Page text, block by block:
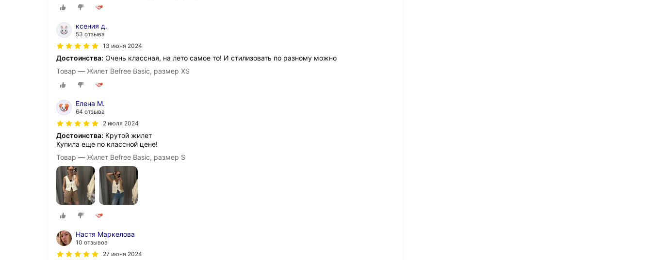
ксения д.
53 отзыва
13 июня 2024
Достоинства: Очень классная, на лето самое то! И стилизовать по разному можно
Товар — Жилет Befree Basic, размер XS
Елена М.
64 отзыва
2 июля 2024
Достоинства: Крутой жилет
Купила еще по классной цене!
Товар — Жилет Befree Basic, размер S
Настя Маркелова
10 отзывов
27 июня 2024